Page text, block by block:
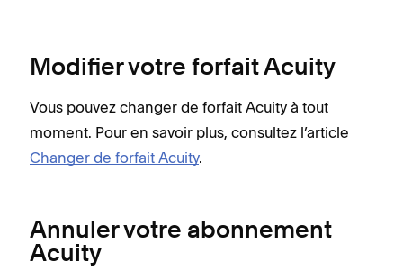
Modifier votre forfait Acuity
Vous pouvez changer de forfait Acuity à tout
moment. Pour en savoir plus, consultez l’article
Changer de forfait Acuity.
Annuler votre abonnement
Acuity